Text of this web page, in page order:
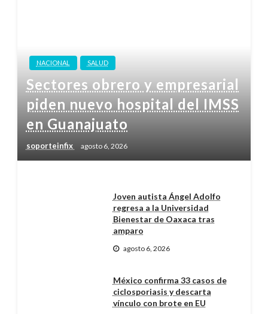
NACIONAL SALUD
Sectores obrero y empresarial
piden nuevo hospital del IMSS
en Guanajuato
soporteinfix agosto 6, 2026
Joven autista Ángel Adolfo
regresa a la Universidad
Bienestar de Oaxaca tras
amparo
agosto 6, 2026
México confirma 33 casos de
ciclosporiasis y descarta
vínculo con brote en EU